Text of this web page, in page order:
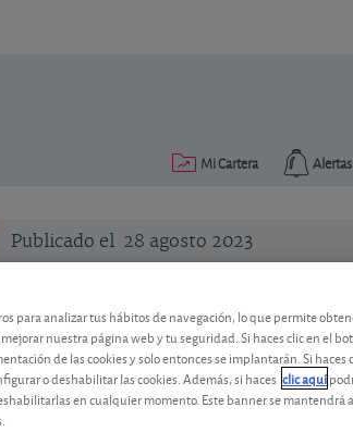
Alertas
Mi Cartera
Publicado el 28 agosto 2023
La zona euro en números
para analizar tus hábitos de navegación, lo que permite
nuestra página web y tu seguridad. Si haces clic en el
de las cookies y solo entonces se implantarán. Si haces
o deshabilitar las cookies. Además, si haces clic aquí
en cualquier momento. Este banner se mantendrá